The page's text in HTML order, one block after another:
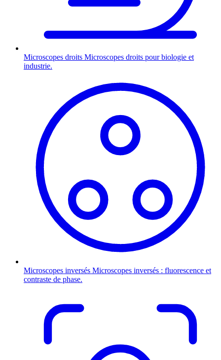
Microscopes droits Microscopes droits pour biologie et
industrie.
Microscopes inversés Microscopes inversés : fluorescence et
contraste de phase.